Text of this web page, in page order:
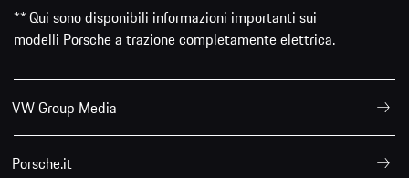
** Qui sono disponibili informazioni importanti sui
modelli Porsche a trazione completamente elettrica.
VW Group Media
Porsche.it